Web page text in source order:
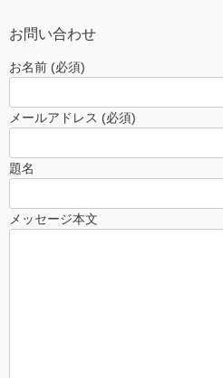
お問い合わせ
お名前 (必須)
メールアドレス (必須)
題名
メッセージ本文